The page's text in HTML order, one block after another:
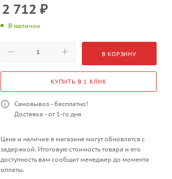
2 712 ₽
В наличии
В КОРЗИНУ
КУПИТЬ В 1 КЛИК
Самовывоз - бесплатно!
Доставка - от 1-го дня
Цена и наличие в магазине могут обновлятся с
задержкой. Итоговую стоимость товара и его
доступность вам сообщит менеджер до момента
оплаты.